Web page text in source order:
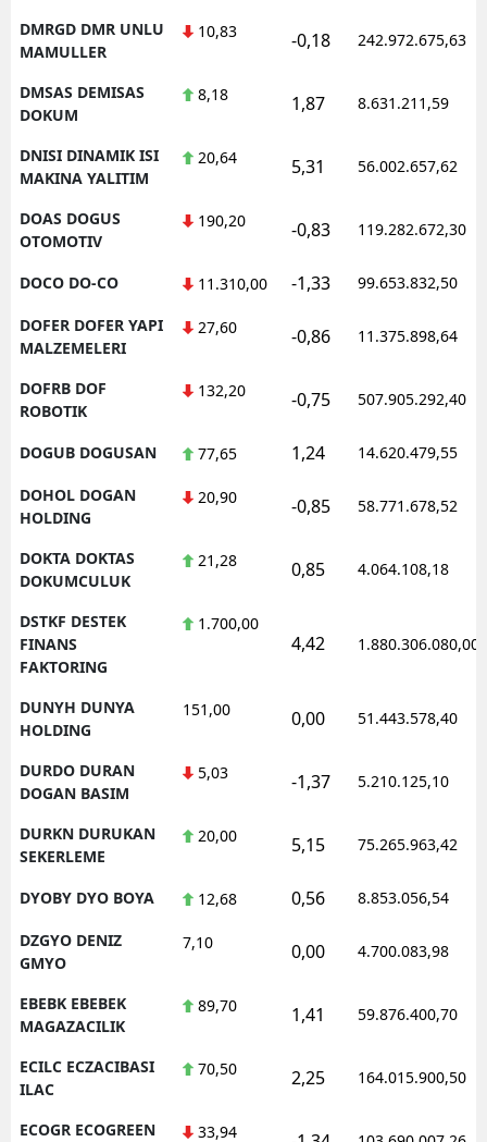
DMRGD DMR UNLU
MAMULLER
10,83 -0,18 242.972.675,63
DMSAS DEMISAS
DOKUM
8,18 1,87 8.631.211,59
DNISI DINAMIK ISI
MAKINA YALITIM
20,64 5,31 56.002.657,62
DOAS DOGUS
OTOMOTIV
190,20 -0,83 119.282.672,30
DOCO DO-CO 11.310,00 -1,33 99.653.832,50
DOFER DOFER YAPI
MALZEMELERI
27,60 -0,86 11.375.898,64
DOFRB DOF
ROBOTIK
132,20 -0,75 507.905.292,40
DOGUB DOGUSAN 77,65 1,24 14.620.479,55
DOHOL DOGAN
HOLDING
20,90 -0,85 58.771.678,52
DOKTA DOKTAS
DOKUMCULUK
21,28 0,85 4.064.108,18
DSTKF DESTEK
FINANS
FAKTORING
1.700,00
4,42 1.880.306.080,00
DUNYH DUNYA
HOLDING
151,00 0,00 51.443.578,40
DURDO DURAN
DOGAN BASIM
5,03 -1,37 5.210.125,10
DURKN DURUKAN
SEKERLEME
20,00 5,15 75.265.963,42
DYOBY DYO BOYA 12,68 0,56 8.853.056,54
DZGYO DENIZ
GMYO
7,10 0,00 4.700.083,98
EBEBK EBEBEK
MAGAZACILIK
89,70 1,41 59.876.400,70
ECILC ECZACIBASI
ILAC
70,50 2,25 164.015.900,50
ECOGR ECOGREEN
33,94